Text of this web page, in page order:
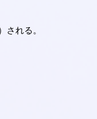
れる。